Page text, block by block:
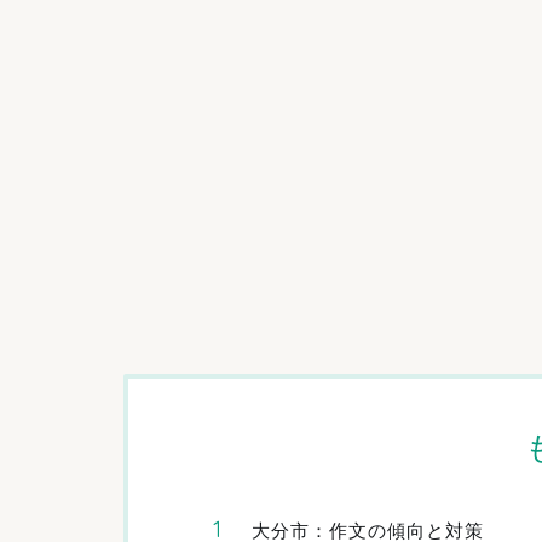
大分市：作文の傾向と対策